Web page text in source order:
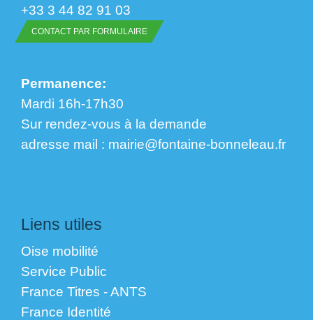
+33 3 44 82 91 03
CONTACT PAR FORMULAIRE
Permanence:
Mardi 16h-17h30
Sur rendez-vous à la demande
​​​​​​​adresse mail : mairie@fontaine-bonneleau.fr
Liens utiles
Oise mobilité
Service Public
France Titres - ANTS
France Identité